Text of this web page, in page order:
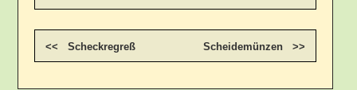
<< Scheckregreß Scheidemünzen >>